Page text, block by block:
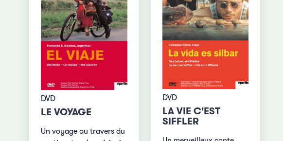
DVD
LE VOYAGE
Un voyage au travers du
DVD
LA VIE C'EST
SIFFLER